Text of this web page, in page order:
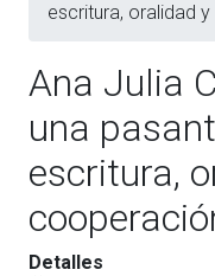
escritura, oralidad
Ana Julia
una
escritura,
Detalles